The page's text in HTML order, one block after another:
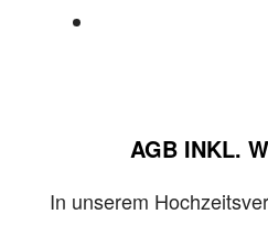
AGBINKL.
In unserem